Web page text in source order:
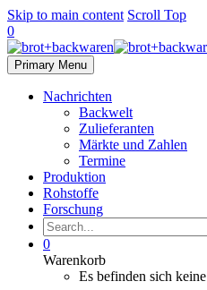
Skip to main content Scroll Top
0
Primary Menu
Nachrichten
Backwelt
Zulieferanten
Märkte und Zahlen
Termine
Produktion
Rohstoffe
Forschung
0
Warenkorb
Es befinden sich